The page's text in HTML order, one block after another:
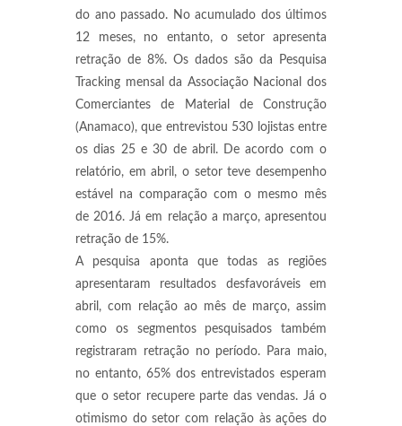
do ano passado. No acumulado dos últimos
12 meses, no entanto, o setor apresenta
retração de 8%. Os dados são da Pesquisa
Tracking mensal da Associação Nacional dos
Comerciantes de Material de Construção
(Anamaco), que entrevistou 530 lojistas entre
os dias 25 e 30 de abril. De acordo com o
relatório, em abril, o setor teve desempenho
estável na comparação com o mesmo mês
de 2016. Já em relação a março, apresentou
retração de 15%.
A pesquisa aponta que todas as regiões
apresentaram resultados desfavoráveis em
abril, com relação ao mês de março, assim
como os segmentos pesquisados também
registraram retração no período. Para maio,
no entanto, 65% dos entrevistados esperam
que o setor recupere parte das vendas. Já o
otimismo do setor com relação às ações do